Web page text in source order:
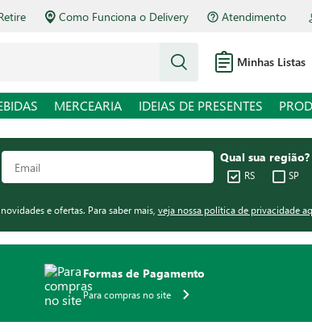
Como Funciona o Delivery Atendimento
Minhas Listas
MERCEARIA IDEIAS DE PRESENTES
Qual sua região?
RS SP
e ofertas. Para saber mais, veja nossa política de privacidade
Formas de Pagamento
Para compras no site